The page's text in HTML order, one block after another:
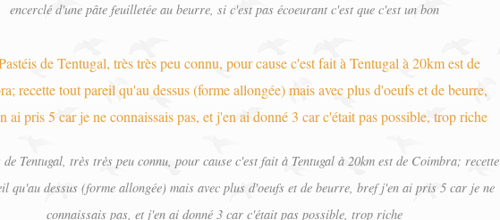
encerclé d'une pâte feuilletée au beurre, si c'est pas écoeurant c'est que c'est un bon
de Tentugal, très très peu connu, pour cause c'est fait à Tentugal à 20km est de Coimbra; recette
qu'au dessus (forme allongée) mais avec plus d'oeufs et de beurre, bref j'en ai pris 5 car je ne
connaissais pas, et j'en ai donné 3 car c'était pas possible, trop riche